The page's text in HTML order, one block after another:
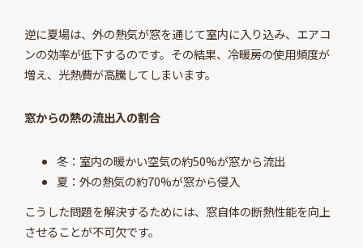
逆に夏場は、外の熱気が窓を通じて室内に入り込み、エアコ
ンの効率が低下するのです。その結果、冷暖房の使用頻度が
増え、光熱費が高騰してしまいます。
窓からの熱の流出入の割合
冬：室内の暖かい空気の約50%が窓から流出
夏：外の熱気の約70%が窓から侵入
こうした問題を解決するためには、窓自体の断熱性能を向上
させることが不可欠です。